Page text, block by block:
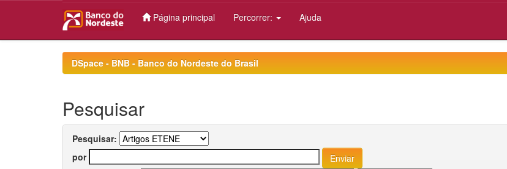
Página principal Percorrer: Ajuda
DSpace - BNB - Banco do Nordeste do Brasil
Pesquisar
Pesquisar:
por